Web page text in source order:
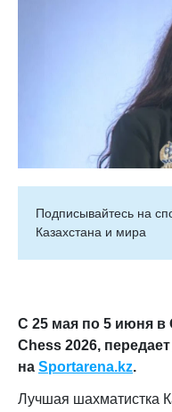
Подписывайтесь на
Казахстана и мира
С 25 мая по 5 июня в
Chess 2026, передает
на Sportarena.kz.
Лучшая шахматистка